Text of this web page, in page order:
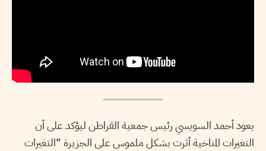
يعود أحمد السويسي رئيس جمعية القراطن ليؤكد على أن
التغيرات المناخية أثرت بشكل ملموس على الجزيرة ”التغيرات